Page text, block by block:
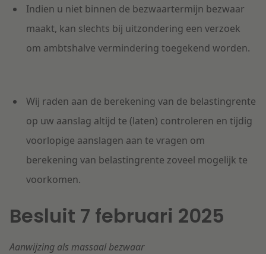
Indien u niet binnen de bezwaartermijn bezwaar
maakt, kan slechts bij uitzondering een verzoek
om ambtshalve vermindering toegekend worden.
Wij raden aan de berekening van de belastingrente
op uw aanslag altijd te (laten) controleren en tijdig
voorlopige aanslagen aan te vragen om
berekening van belastingrente zoveel mogelijk te
voorkomen.
Besluit 7 februari 2025
Aanwijzing als massaal bezwaar